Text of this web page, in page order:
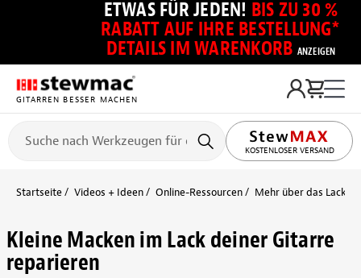
ETWAS FÜR JEDEN! BIS ZU 30 %
RABATT AUF IHRE BESTELLUNG*
DETAILS IM WARENKORB ANZEIGEN
GITARREN BESSER MACHEN
KOSTENLOSER VERSAND
Startseite Videos + Ideen Online-Ressourcen Mehr über das
Kleine Macken im Lack deiner Gitarre
reparieren